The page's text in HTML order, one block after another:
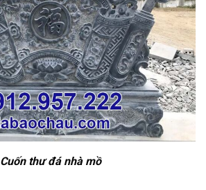
Cuốn thư đá nhà mồ